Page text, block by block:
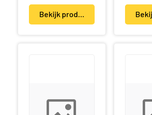
Bekijk product(en)